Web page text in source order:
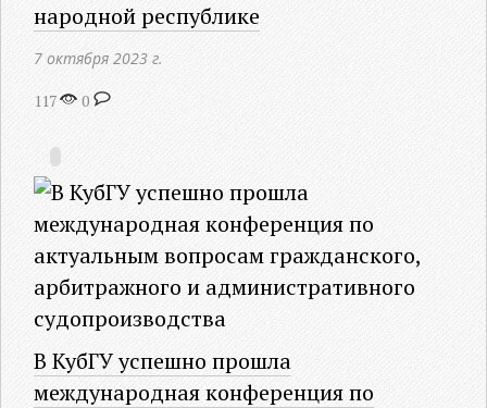
народной республике
7 октября 2023 г.
117 0
В КубГУ успешно прошла
международная конференция по